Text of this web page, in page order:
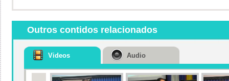
Outros contidos relacionados
Videos Audio